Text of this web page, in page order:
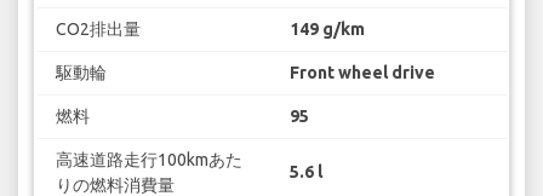
CO2排出量 149 g/km
駆動輪 Front wheel drive
燃料 95
高速道路走行100kmあた
りの燃料消費量
5.6 l